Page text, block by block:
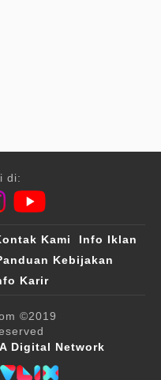
di:
Kami
Info Iklan
Kebijakan
Karir
©2019
Digital Network